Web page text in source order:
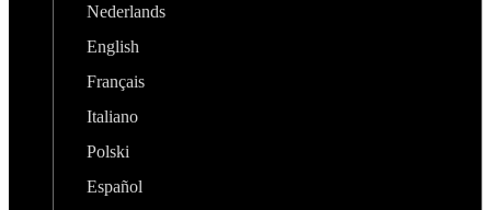
Nederlands
English
Français
Italiano
Polski
Español